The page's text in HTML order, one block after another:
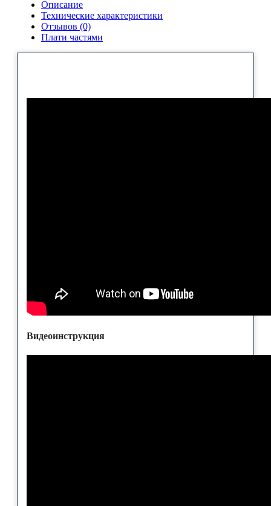
Описание
Технические характеристики
Отзывов (0)
Плати частями
Видеоинструкция